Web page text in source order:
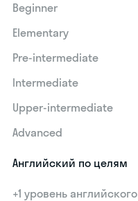
Beginner
Elementary
Pre-intermediate
Intermediate
Upper-intermediate
Advanced
Английский по целям
+1 уровень английского